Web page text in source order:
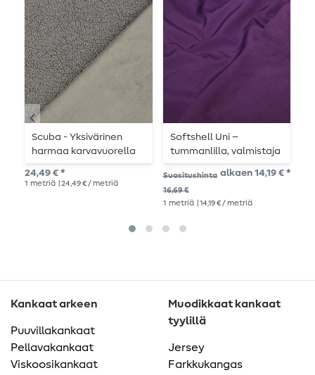
Scuba - Yksivärinen
harmaa karvavuorella
24,49 € *
1 metriä | 24,49 € / metriä
Softshell Uni –
tummanlilla, valmistaja
Swafing
Suositushinta
16,69 €
alkaen 14,19 € *
1 metriä | 14,19 € / metriä
Kankaat arkeen
Puuvillakankaat
Pellavakankaat
Viskoosikankaat
Muodikkaat kankaat
tyylillä
Jersey
Farkkukangas